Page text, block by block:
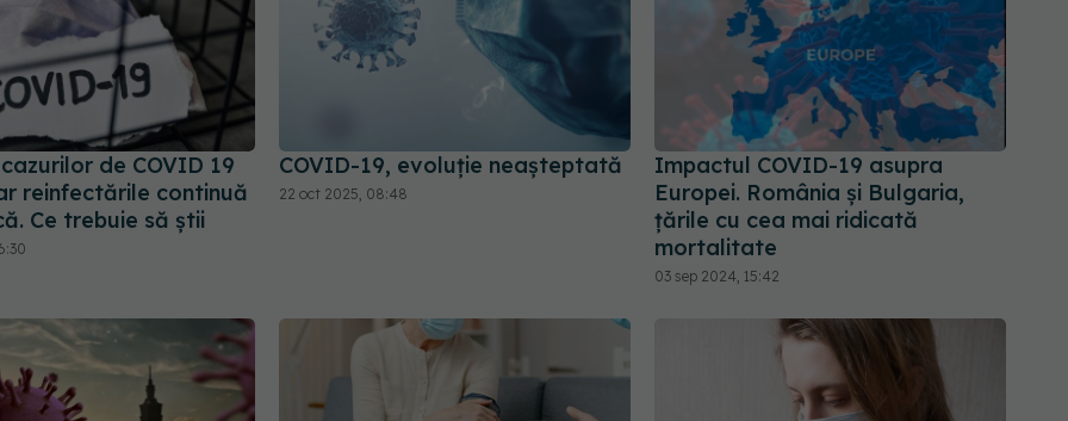
de COVID 19
reinfectările continuă
Ce trebuie să știi
COVID-19, evoluție neașteptată
22 oct 2025, 08:48
Impactul COVID-19 asupra
Europei. România și Bulgaria,
țările cu cea mai ridicată
mortalitate
03 sep 2024, 15:42